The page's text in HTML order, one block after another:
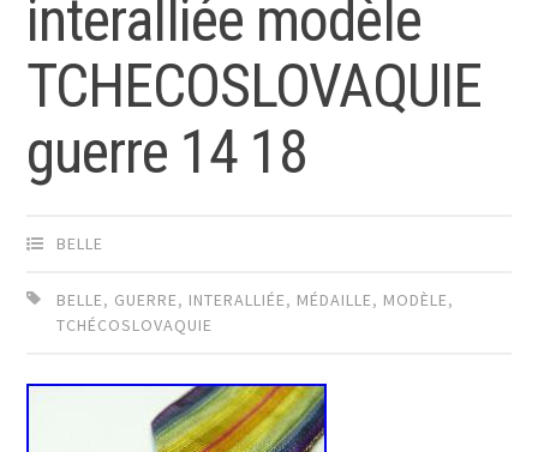
interalliée modèle
TCHECOSLOVAQUIE
guerre 14 18
BELLE
BELLE, GUERRE, INTERALLIÉE, MÉDAILLE, MODÈLE,
TCHÉCOSLOVAQUIE